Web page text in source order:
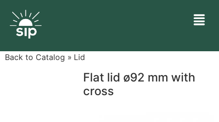
Back to Catalog Lid
Flat lid ø92 mm with
cross